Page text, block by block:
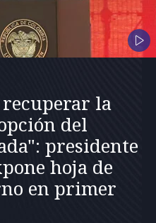
la
del
presidente
hoja de
en primer